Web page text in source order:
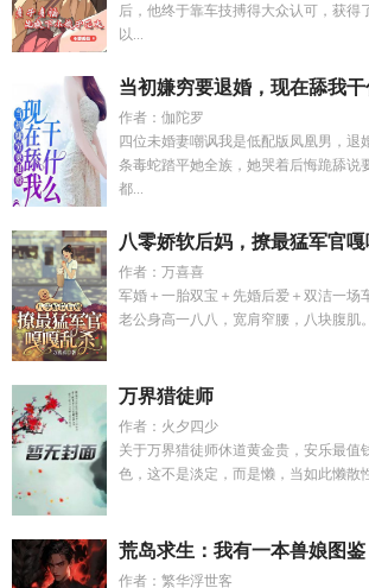
后，他终于靠车技搏得大众认可，获得
以...
当初嫌穷要退婚，现在舔我干
作者：伽陀罗
四位未婚妻嘲讽我是低配版凤凰男，退
条毒蛇踏平她全族，她哭着后悔跪舔说
都...
八零娇软后妈，撩最猛军官
作者：万喜喜
军婚＋一胎双宝＋先婚后爱＋双洁一场
老公身高一八八，宽肩窄腰，八块腹肌
万界猎徒师
作者：火夕四少
关于万界猎徒师休道黄金贵，安乐最值
色，这不是淡定，而是懒，当如此懒散
荒岛求生：我有一本兽娘图鉴
作者：繁华浮世客